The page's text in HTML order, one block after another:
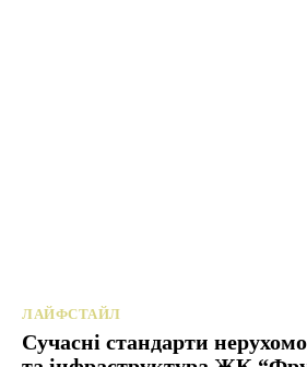
ЛАЙФСТАЙЛ
Сучасні стандарти